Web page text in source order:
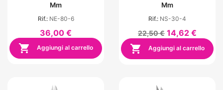
Mm
Rif.: NE-80-6
36,00 €
 Aggiungi al carrello
Mm
Rif.: NS-30-4
22,50 € 14,62 €
 Aggiungi al carrello